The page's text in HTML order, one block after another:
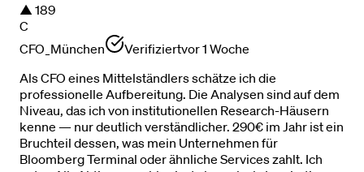
▲ 189
C
CFO_München
Verifiziertvor 1 Woche
Als CFO eines Mittelständlers schätze ich die
professionelle Aufbereitung. Die Analysen sind auf dem
Niveau, das ich von institutionellen Research-Häusern
kenne — nur deutlich verständlicher. 290€ im Jahr ist ein
Bruchteil dessen, was mein Unternehmen für
Bloomberg Terminal oder ähnliche Services zahlt. Ich